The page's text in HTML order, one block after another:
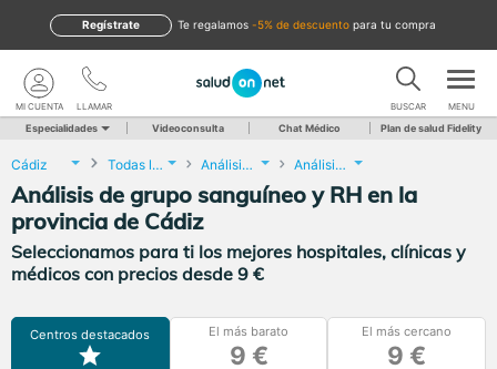
te regalamos -5% de descuento para tu compra
Regístrate
LLAMAR
MI CUENTA BUSCAR MENU
Especialidades Videoconsulta Chat Médico Plan de salud Fidelity
Cádiz Todas las localidades Análisis Clínicos Análisis de grupo sanguíneo y RH
Análisis de grupo sanguíneo y RH en la
provincia de Cádiz
Seleccionamos para ti los mejores hospitales, clínicas y
médicos con precios desde 9 €
Centros destacados El más barato
9 €
El más cercano
9 €